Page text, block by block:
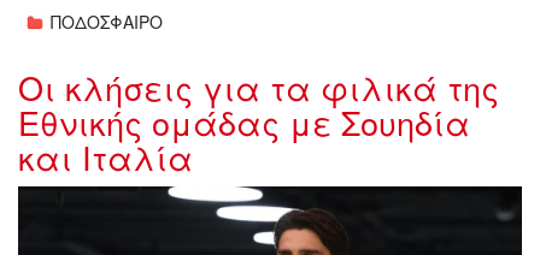
ΠΟΔΟΣΦΑΙΡΟ
Οι κλήσεις για τα φιλικά της
Εθνικής ομάδας με Σουηδία
και Ιταλία